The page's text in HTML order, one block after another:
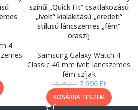
4
színű „Quick Fit” csatlakozású
„ívelt” kialakítású „eredeti”
stílusú láncszemes „fém”
óraszíj
Samsung Galaxy Watch 4
Classic 46 mm ívelt láncszemes
fém szíjak
11.990Ft 7.990 Ft
KOSÁRBA TESZEM